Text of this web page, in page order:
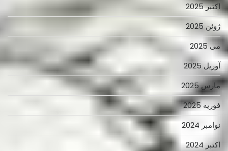
اکتبر 2025
ژوئن 2025
می 2025
آوریل 2025
مارس 2025
فوریه 2025
نوامبر 2024
اکتبر 2024